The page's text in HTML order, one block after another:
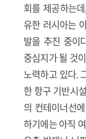
회를 제공하는
유한 러시아는
발을 추진 중이
중심지가 될 것
노력하고 있다.
한 항구 기반시
의 컨테이너선
하기에는 아직